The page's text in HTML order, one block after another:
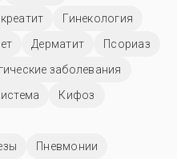
Гинекология
Дерматит
Псориаз
заболевания
Кифоз
Пневмонии